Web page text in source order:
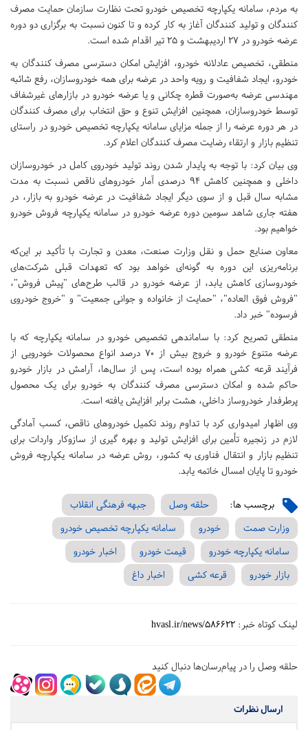
به مردم، سامانه یکپارچه تخصیص خودرو تحت نظارت سازمان حمایت مصرف
کنندگان و تولید کنندگان آغاز به کار کرده و تا کنون نسبت به برگزاری دو دوره
عرضه خودرو در ۲۷ اردیبهشت و ۲۵ تیر اقدام شده است.
منطقی، تخصیص عادلانه خودرو، افزایش امکان دسترسی مصرف کنندگان به
خودرو، ایجاد شفافیت و رویه واحد در عرضه برای همه خودروسازان، رفع شائبه
مهندسی عرضه به‌صورت قطره چکانی و یا عرضه خودرو در بازارهای غیرشفاف
توسط خودروسازان، همچنین افزایش تنوع و حق انتخاب برای مصرف کنندگان
در هر دوره عرضه را از جمله مزایای سامانه یکپارچه تخصیص خودرو در راستای
تنظیم بازار و ارتقاء رضایت مصرف کنندگان اعلام کرد.
وی بیان کرد: با توجه به پایدار شدن روند تولید خودروی کامل در خودروسازان
داخلی و همچنین کاهش ۹۴ درصدی آمار خودروهای ناقص نسبت به مدت
مشابه سال قبل و از سوی دیگر ایجاد شفافیت در عرضه خودرو به بازار، در
هفته جاری شاهد سومین دوره عرضه خودرو در سامانه یکپارچه فروش خودرو
خواهیم بود.
معاون صنایع حمل و نقل وزارت صنعت، معدن و تجارت با تأکید بر این‌که
برنامه‌ریزی این دوره به گونه‌ای خواهد بود که تعهدات قبلی شرکت‌های
خودروسازی کاهش یابد، از عرضه خودرو در قالب طرح‌های "پیش فروش"،
"فروش فوق العاده"، "حمایت از خانواده و جوانی جمعیت" و "خروج خودروی
فرسوده" خبر داد.
منطقی تصریح کرد: با ساماندهی تخصیص خودرو در سامانه یکپارچه که با
عرضه متنوع خودرو و خروج بیش از ۷۰ درصد انواع محصولات خودرویی از
فرآیند قرعه کشی همراه بوده است، پس از سال‌ها، آرامش در بازار خودرو
حاکم شده و امکان دسترسی مصرف کنندگان به خودرو برای یک محصول
پرطرفدار خودروساز داخلی، هشت برابر افزایش یافته است.
وی اظهار امیدواری کرد با تداوم روند تکمیل خودروهای ناقص، کسب آمادگی
لازم در زنجیره تأمین برای افزایش تولید و بهره گیری از سازوکار واردات برای
تنظیم بازار و انتقال فناوری به کشور، روش عرضه در سامانه یکپارچه فروش
خودرو تا پایان امسال خاتمه یابد.
برچسب ها: حلقه وصل
جبهه فرهنگی انقلاب
وزارت صمت
خودرو
سامانه یکپارچه تخصیص خودرو
سامانه یکپارچه خودرو
قیمت خودرو
اخبار خودرو
بازار خودرو
قرعه کشی اخبار داغ
لینک کوتاه خبر: hvasl.ir/news/586622
حلقه وصل را در پیام‌رسان‌ها دنبال کنید
ارسال نظرات